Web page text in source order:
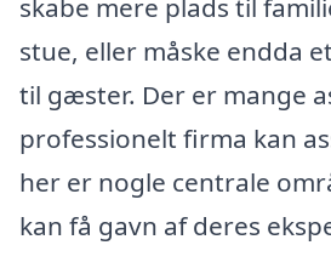
skabe mere plads til
stue, eller måske endda
til gæster. Der er mange
professionelt firma kan
her er nogle centrale
kan få gavn af deres